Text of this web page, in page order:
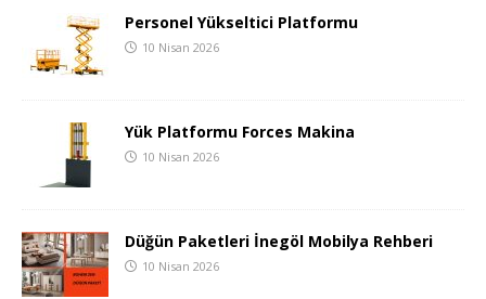
Personel Yükseltici Platformu
10 Nisan 2026
Yük Platformu Forces Makina
10 Nisan 2026
Düğün Paketleri İnegöl Mobilya Rehberi
10 Nisan 2026